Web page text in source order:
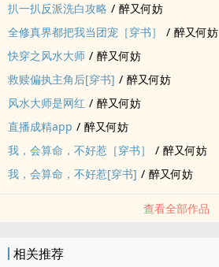
扒一扒反派洗白攻略 / 醉又何妨
全修真界都把我当团宠［穿书］
/ 醉又何妨
快穿之风水大师 / 醉又何妨
救赎偏执主角后[穿书] / 醉又何妨
风水大师是网红 / 醉又何妨
直播成精app / 醉又何妨
我，会算命，不好惹［穿书］
/ 醉又何妨
我，会算命，不好惹[穿书] / 醉又何妨
查看全部作品
相关推荐